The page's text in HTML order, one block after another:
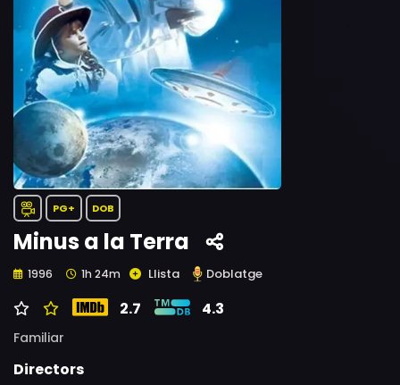
PG+ DOB
Minus a la Terra
1996 1h 24m Llista Doblatge
2.7 4.3
Familiar
Directors